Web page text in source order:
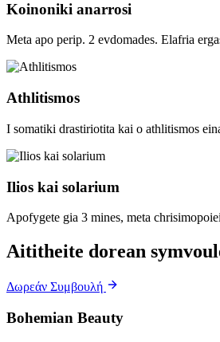
Koinoniki anarrosi
Meta apo perip. 2 evdomades. Elafria
Athlitismos
I somatiki drastiriotita kai o athlitismos
Ilios kai solarium
Apofygete gia 3 mines, meta
Aititheite dorean
Δωρεάν Συμβουλή
Bohemian Beauty